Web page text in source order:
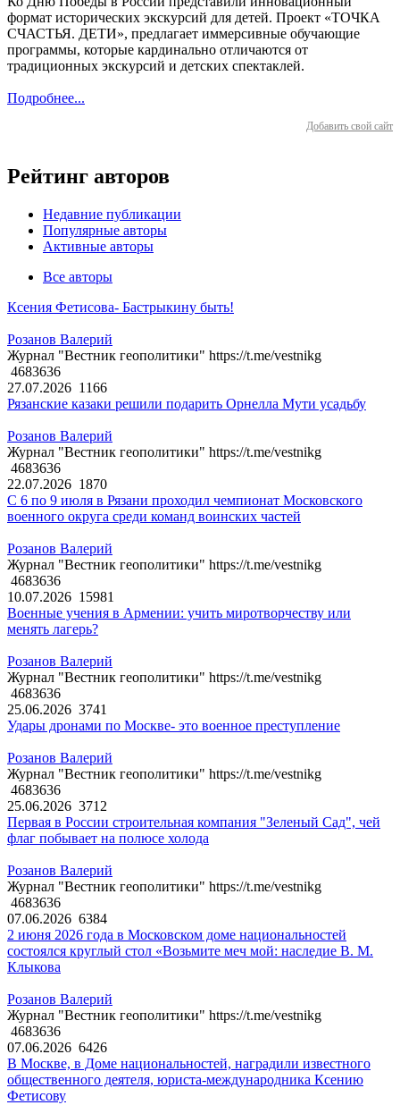
формат исторических экскурсий для детей. Проект «ТОЧКА
СЧАСТЬЯ. ДЕТИ», предлагает иммерсивные обучающие
программы, которые кардинально отличаются от
традиционных экскурсий и детских спектаклей.
Подробнее...
Добавить свой сайт
Рейтинг авторов
Недавние публикации
Популярные авторы
Активные авторы
Все авторы
Ксения Фетисова- Бастрыкину быть!
Розанов Валерий
Журнал "Вестник геополитики" https://t.me/vestnikg
4683636
27.07.2026 1166
Рязанские казаки решили подарить Орнелла Мути усадьбу
Розанов Валерий
Журнал "Вестник геополитики" https://t.me/vestnikg
4683636
22.07.2026 1870
С 6 по 9 июля в Рязани проходил чемпионат Московского
военного округа среди команд воинских частей
Розанов Валерий
Журнал "Вестник геополитики" https://t.me/vestnikg
4683636
10.07.2026 15981
Военные учения в Армении: учить миротворчеству или
менять лагерь?
Розанов Валерий
Журнал "Вестник геополитики" https://t.me/vestnikg
4683636
25.06.2026 3741
Удары дронами по Москве- это военное преступление
Розанов Валерий
Журнал "Вестник геополитики" https://t.me/vestnikg
4683636
25.06.2026 3712
Первая в России строительная компания "Зеленый Сад", чей
флаг побывает на полюсе холода
Розанов Валерий
Журнал "Вестник геополитики" https://t.me/vestnikg
4683636
07.06.2026 6384
2 июня 2026 года в Московском доме национальностей
состоялся круглый стол «Возьмите меч мой: наследие В. М.
Клыкова
Розанов Валерий
Журнал "Вестник геополитики" https://t.me/vestnikg
4683636
07.06.2026 6426
В Москве, в Доме национальностей, наградили известного
общественного деятеля, юриста-международника Ксению
Фетисову